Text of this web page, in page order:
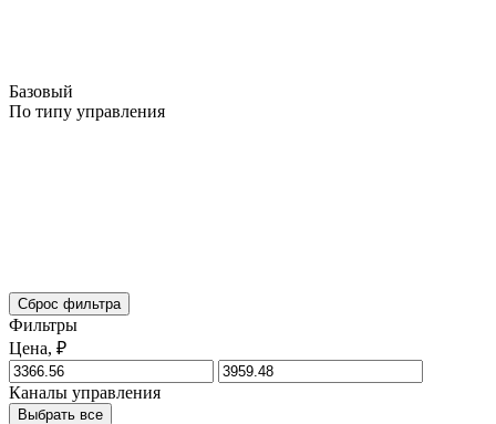
Базовый
По типу управления
Сброс фильтра
Фильтры
Цена, ₽
Каналы управления
Выбрать все